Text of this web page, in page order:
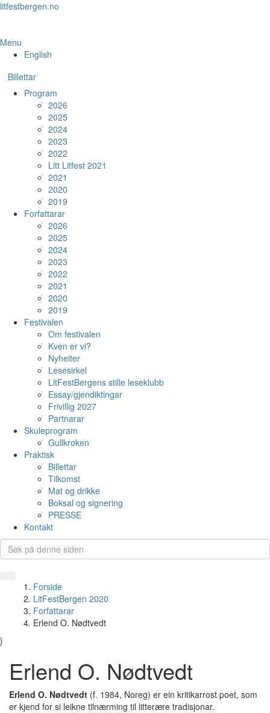
Skip
content
litfestbergen.no
Menu
English
Billettar
Program
2026
2025
2024
2023
2022
Litt Litfest 2021
2021
2020
2019
Forfattarar
2026
2025
2024
2023
2022
2021
2020
2019
Festivalen
Om festivalen
Kven er vi?
Nyheiter
Lesesirkel
LitFestBergens stille leseklubb
Essay/gjendiktingar
Frivillig 2027
Partnarar
Skuleprogram
Gullkroken
Praktisk
Billettar
Tilkomst
Mat og drikke
Boksal og signering
PRESSE
Kontakt
Forside
LitFestBergen 2020
Forfattarar
Erlend O. Nødtvedt
}
Erlend O. Nødtvedt
Erlend O. Nødtvedt (f. 1984, Noreg) er ein kritikarrost poet, som
er kjend for si leikne tilnærming til litterære tradisjonar.